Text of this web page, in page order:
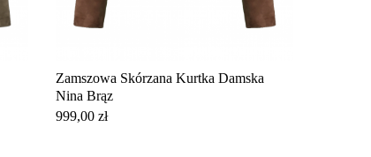
Zamszowa Skórzana Kurtka Damska
Nina Brąz
Cena
999,00 zł